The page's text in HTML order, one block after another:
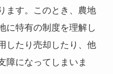
ます。このとき、農地
に特有の制度を理解し
したり売却したり、他
障になってしまいま